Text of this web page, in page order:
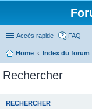
Accès rapide FAQ
Home Index du forum
Rechercher
RECHERCHER